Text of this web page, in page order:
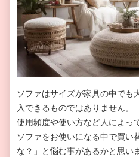
ソファはサイズが家具の中でも
入できるものではありません。
使用頻度や使い方など人によっ
ソファをお使いになる中で買い
な？」と悩む事があるかと思い